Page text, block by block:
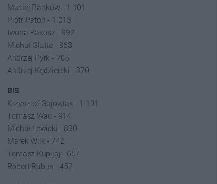
Maciej Bartków - 1 101
Piotr Patoń - 1 013
Iwona Pakosz - 992
Michał Glatte - 863
Andrzej Pyrk - 705
Andrzej Kędzierski - 370
BIS
Krzysztof Gajowiak - 1 101
Tomasz Wac - 914
Michał Lewicki - 830
Marek Wilk - 742
Tomasz Kupijaj - 657
Robert Rabus - 452